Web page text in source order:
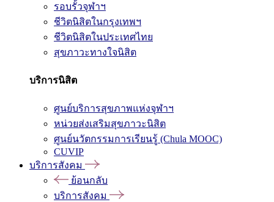
รอบรั้วจุฬาฯ
ชีวิตนิสิตในกรุงเทพฯ
ชีวิตนิสิตในประเทศไทย
สุขภาวะทางใจนิสิต
บริการนิสิต
ศูนย์บริการสุขภาพแห่งจุฬาฯ
หน่วยส่งเสริมสุขภาวะนิสิต
ศูนย์นวัตกรรมการเรียนรู้ (Chula MOOC)
CUVIP
บริการสังคม
ย้อนกลับ
บริการสังคม